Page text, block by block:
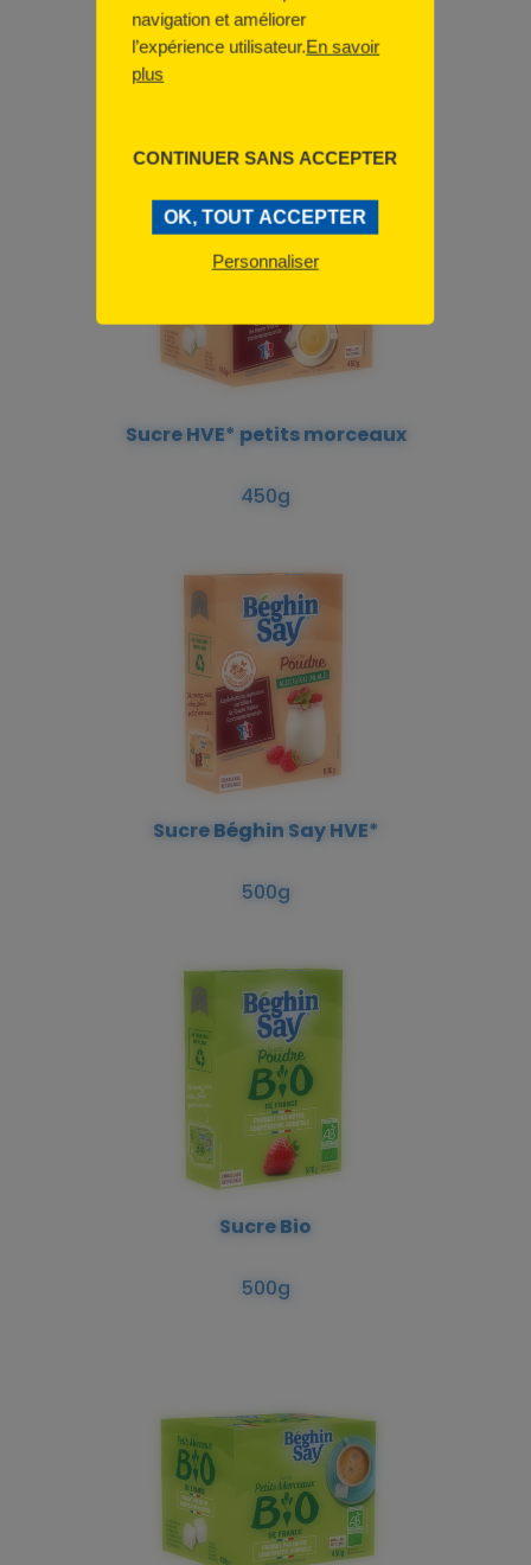
Petits Sucres
Sucre HVE* petits morceaux
450g
Sucre Béghin Say HVE*
500g
Sucre Bio
500g
navigation et améliorer
l’expérience utilisateur.En savoir
plus
OK, TOUT ACCEPTER
CONTINUER SANS ACCEPTER
Personnaliser